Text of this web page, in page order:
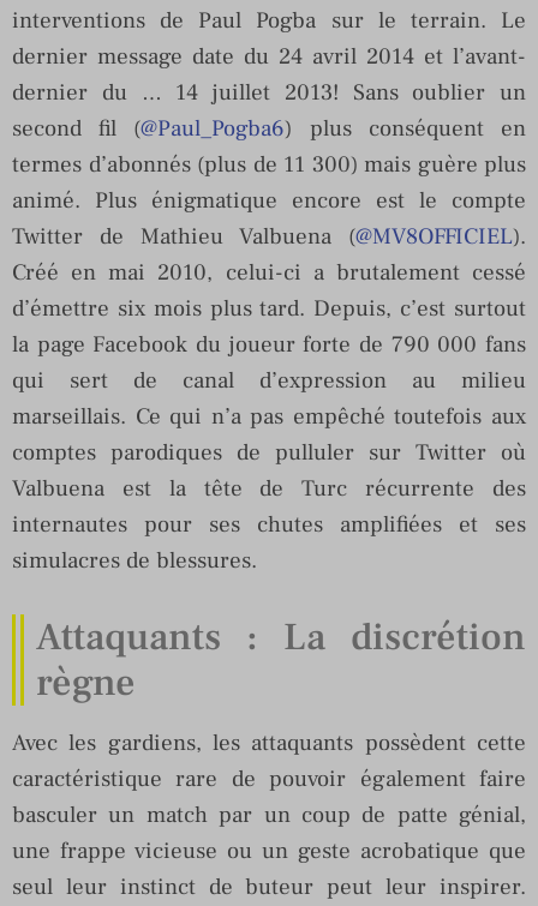
interventions de Paul Pogba sur le terrain. Le
dernier message date du 24 avril 2014 et l’avant-
dernier du … 14 juillet 2013! Sans oublier un
second fil (@Paul_Pogba6) plus conséquent en
termes d’abonnés (plus de 11 300) mais guère plus
animé. Plus énigmatique encore est le compte
Twitter de Mathieu Valbuena (@MV8OFFICIEL).
Créé en mai 2010, celui-ci a brutalement cessé
d’émettre six mois plus tard. Depuis, c’est surtout
la page Facebook du joueur forte de 790 000 fans
qui sert de canal d’expression au milieu
marseillais. Ce qui n’a pas empêché toutefois aux
comptes parodiques de pulluler sur Twitter où
Valbuena est la tête de Turc récurrente des
internautes pour ses chutes amplifiées et ses
simulacres de blessures.
Attaquants : La discrétion
règne
Avec les gardiens, les attaquants possèdent cette
caractéristique rare de pouvoir également faire
basculer un match par un coup de patte génial,
une frappe vicieuse ou un geste acrobatique que
seul leur instinct de buteur peut leur inspirer.